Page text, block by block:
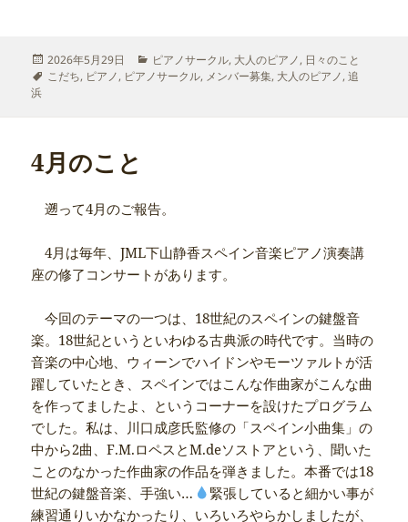
投
稿
2026年5月29日
カ
テ
ピアノサークル, 大人のピアノ, 日々のこと
タ
こだち, ピアノ, ピアノサークル, メンバー募集, 大人のピアノ,追
浜
4月のこと
遡って4月のご報告。
4月は毎年、JML下山静香スペイン音楽ピアノ演奏講
座の修了コンサートがあります。
今回のテーマの一つは、18世紀のスペインの鍵盤音
楽。18世紀というといわゆる古典派の時代です。当時の
音楽の中心地、ウィーンでハイドンやモーツァルトが活
躍していたとき、スペインではこんな作曲家がこんな曲
を作ってましたよ、というコーナーを設けたプログラム
でした。私は、川口成彦氏監修の「スペイン小曲集」の
中から2曲、F.M.ロペスとM.deソストアという、聞いた
ことのなかった作曲家の作品を弾きました。本番では18
世紀の鍵盤音楽、手強い…
緊張していると細かい事が
練習通りいかなかったり、いろいろやらかしましたが、